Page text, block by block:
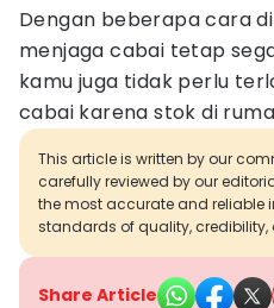
Dengan beberapa cara
menjaga cabai tetap
kamu juga tidak perlu
cabai karena stok di
This article is written by our
carefully reviewed by our
the most accurate and reliable
standards of quality, credibility,
Share Article